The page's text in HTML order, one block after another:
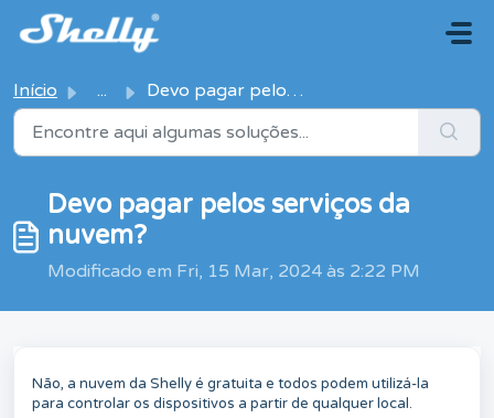
Avançar para o conteúdo principal
Início ... Devo pagar pelos serviços da nuvem?
Devo pagar pelos serviços da
nuvem?
Modificado em Fri, 15 Mar, 2024 às 2:22 PM
Não, a nuvem da Shelly é gratuita e todos podem utilizá-la
para controlar os dispositivos a partir de qualquer local.